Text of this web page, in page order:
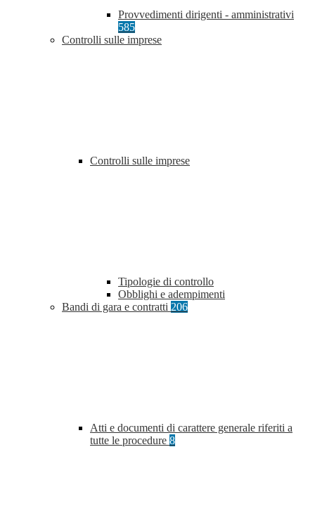
Provvedimenti dirigenti - amministrativi
585
Controlli sulle imprese
Controlli sulle imprese
Tipologie di controllo
Obblighi e adempimenti
Bandi di gara e contratti 206
Atti e documenti di carattere generale riferiti a
tutte le procedure 8